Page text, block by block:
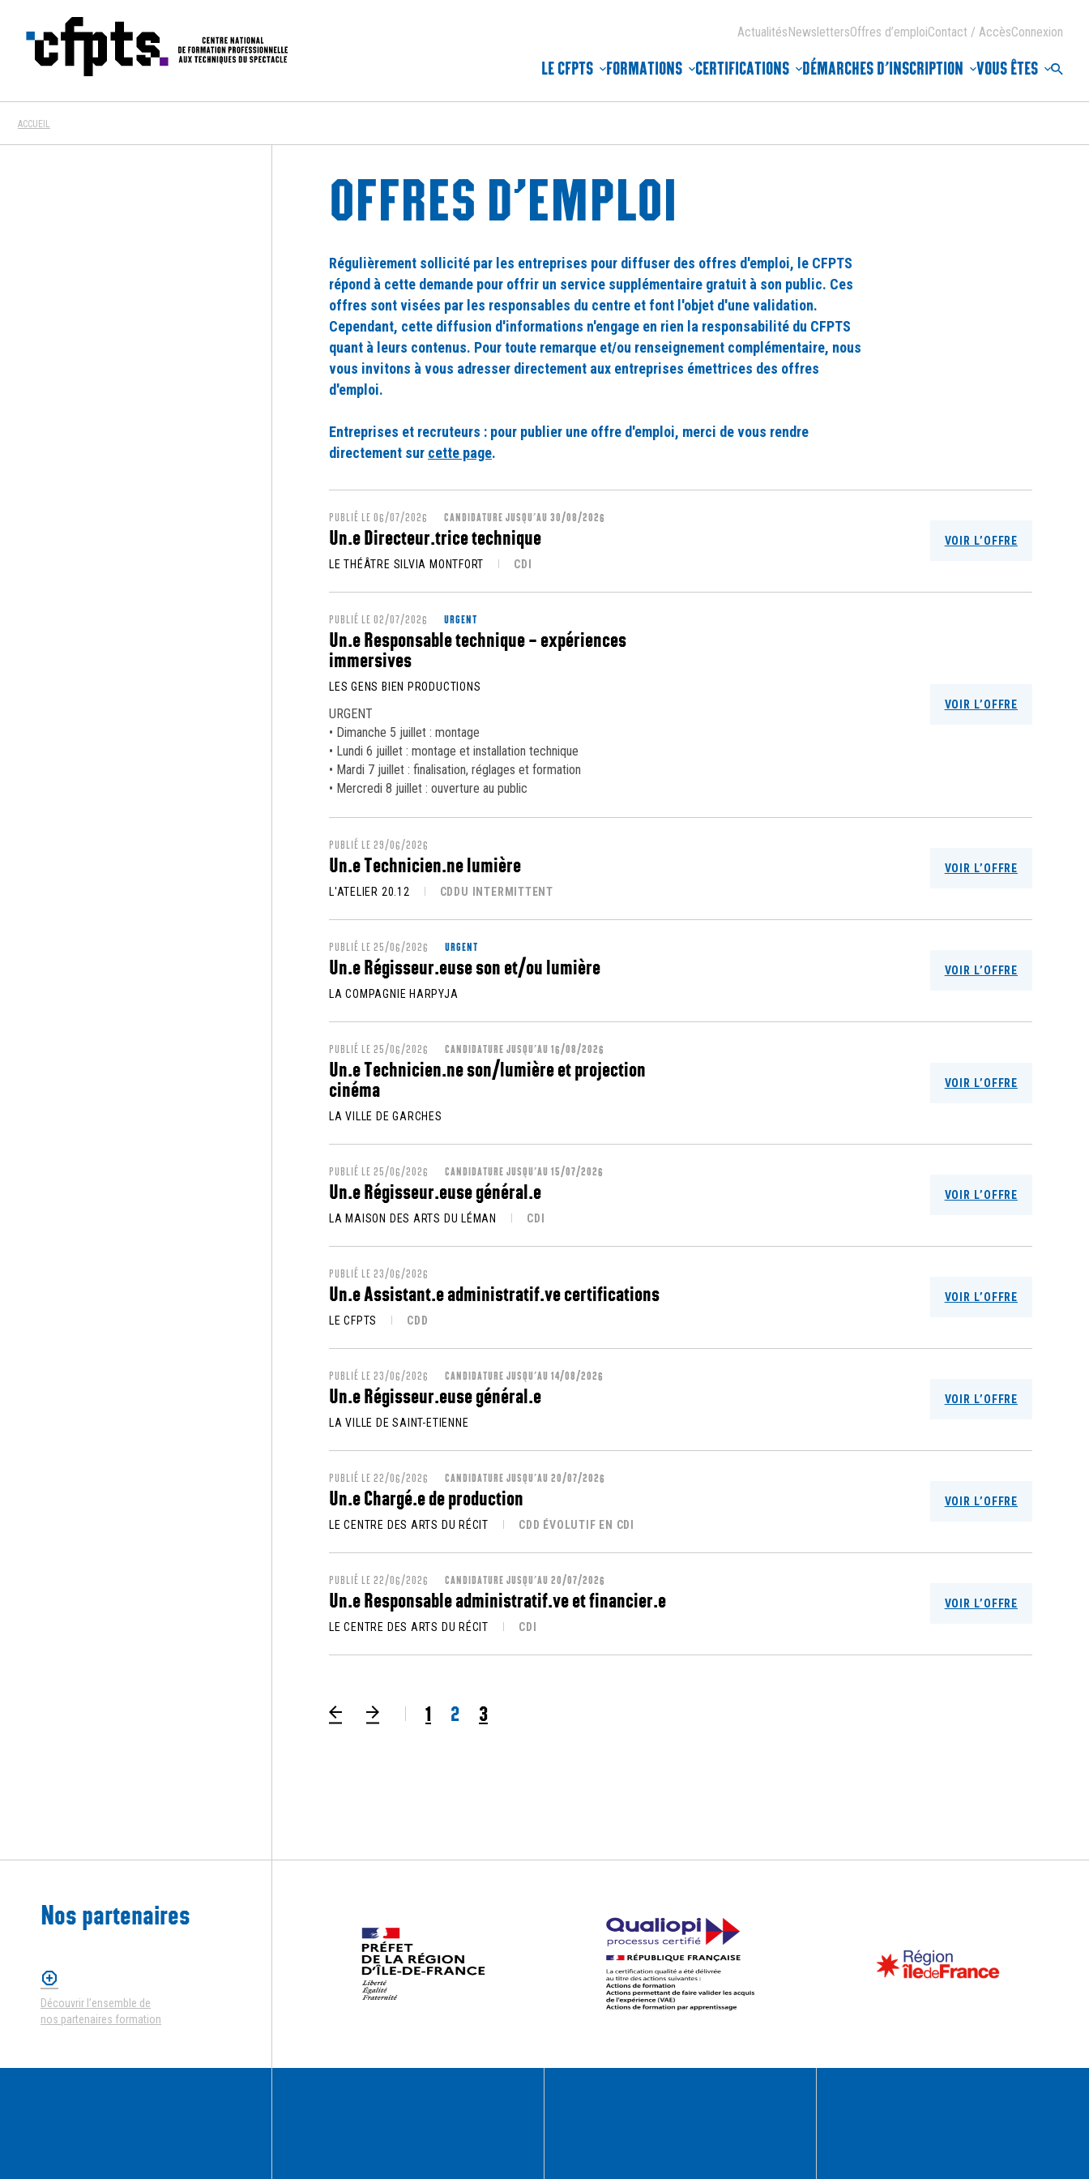
LE CFPTS FORMATIONS CERTIFICATIONS DÉMARCHES D’INSCRIPTION VOUS ÊTES
ActualitésNewslettersOffres d’emploiContact / AccèsConnexion
ACCUEIL
OFFRES D’EMPLOI
Régulièrement sollicité par les entreprises pour diffuser des offres d'emploi, le CFPTS
répond à cette demande pour offrir un service supplémentaire gratuit à son public. Ces
offres sont visées par les responsables du centre et font l'objet d'une validation.
Cependant, cette diffusion d'informations n'engage en rien la responsabilité du CFPTS
quant à leurs contenus. Pour toute remarque et/ou renseignement complémentaire, nous
vous invitons à vous adresser directement aux entreprises émettrices des offres
d'emploi.
Entreprises et recruteurs : pour publier une offre d'emploi, merci de vous rendre
directement sur cette page.
PUBLIÉ LE 06/07/2026 CANDIDATURE JUSQU’AU 30/08/2026
Un.e Directeur.trice technique
LE THÉÂTRE SILVIA MONTFORT CDI
VOIR L’OFFRE
PUBLIÉ LE 02/07/2026 URGENT
Un.e Responsable technique – expériences
immersives
LES GENS BIEN PRODUCTIONS
URGENT
• Dimanche 5 juillet : montage
• Lundi 6 juillet : montage et installation technique
• Mardi 7 juillet : finalisation, réglages et formation
• Mercredi 8 juillet : ouverture au public
VOIR L’OFFRE
PUBLIÉ LE 29/06/2026
Un.e Technicien.ne lumière
L'ATELIER 20.12 CDDU INTERMITTENT
VOIR L’OFFRE
PUBLIÉ LE 25/06/2026 URGENT
Un.e Régisseur.euse son et/ou lumière
LA COMPAGNIE HARPYJA
VOIR L’OFFRE
PUBLIÉ LE 25/06/2026 CANDIDATURE JUSQU’AU 16/08/2026
Un.e Technicien.ne son/lumière et projection
cinéma
LA VILLE DE GARCHES
VOIR L’OFFRE
PUBLIÉ LE 25/06/2026 CANDIDATURE JUSQU’AU 15/07/2026
Un.e Régisseur.euse général.e
LA MAISON DES ARTS DU LÉMAN CDI
VOIR L’OFFRE
PUBLIÉ LE 23/06/2026
Un.e Assistant.e administratif.ve certifications
LE CFPTS CDD
VOIR L’OFFRE
PUBLIÉ LE 23/06/2026 CANDIDATURE JUSQU’AU 14/08/2026
Un.e Régisseur.euse général.e
LA VILLE DE SAINT-ETIENNE
VOIR L’OFFRE
PUBLIÉ LE 22/06/2026 CANDIDATURE JUSQU’AU 20/07/2026
Un.e Chargé.e de production
LE CENTRE DES ARTS DU RÉCIT CDD ÉVOLUTIF EN CDI
VOIR L’OFFRE
PUBLIÉ LE 22/06/2026 CANDIDATURE JUSQU’AU 20/07/2026
Un.e Responsable administratif.ve et financier.e
LE CENTRE DES ARTS DU RÉCIT CDI
VOIR L’OFFRE
Page précédente
1 2 3
Page suivante
Nos partenaires
Découvrir l’ensemble de
nos partenaires formation